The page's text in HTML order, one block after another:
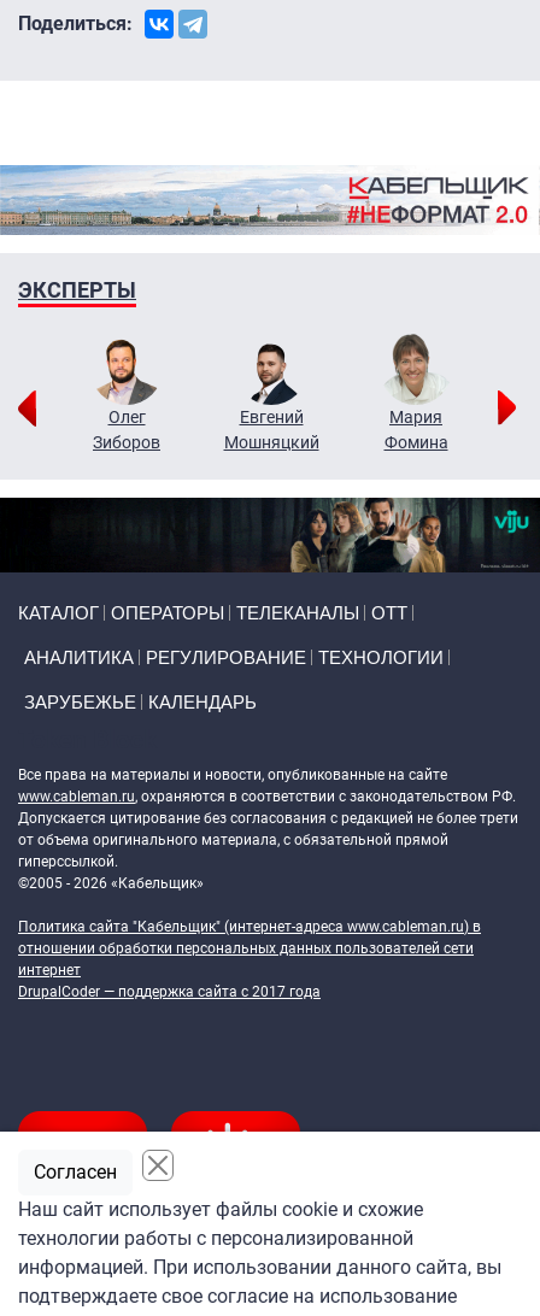
Поделиться:
ЭКСПЕРТЫ
Олег
Зиборов
Евгений
Мошняцкий
Мария
Фомина
КАТАЛОГ ОПЕРАТОРЫ ТЕЛЕКАНАЛЫ ОТТ
АНАЛИТИКА РЕГУЛИРОВАНИЕ ТЕХНОЛОГИИ
ЗАРУБЕЖЬЕ КАЛЕНДАРЬ
Все права на материалы и новости, опубликованные на сайте
www.cableman.ru, охраняются в соответствии с законодательством РФ.
Допускается цитирование без согласования с редакцией не более трети
от объема оригинального материала, с обязательной прямой
гиперссылкой.
©2005 - 2026 «Кабельщик»
Политика сайта "Кабельщик" (интернет-адреса www.cableman.ru) в
отношении обработки персональных данных пользователей сети
интернет
DrupalCoder — поддержка сайта c 2017 года
Подпишитесь
на ежедневную рассылку
Наш сайт использует файлы cookie и схожие
технологии работы с персонализированной
информацией. При использовании данного сайта, вы
подтверждаете свое согласие на использование
Согласен